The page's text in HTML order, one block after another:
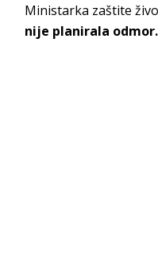
Ministarka zaštite
nije planirala odmor.